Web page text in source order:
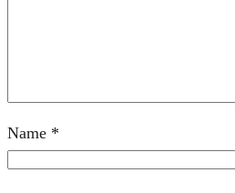
Name *